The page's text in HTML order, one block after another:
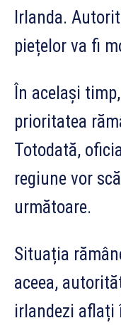
Irlanda.
piețelor va fi
În același
prioritatea
Totodată,
regiune vor
următoare.
Situația
aceea,
irlandezi aflați